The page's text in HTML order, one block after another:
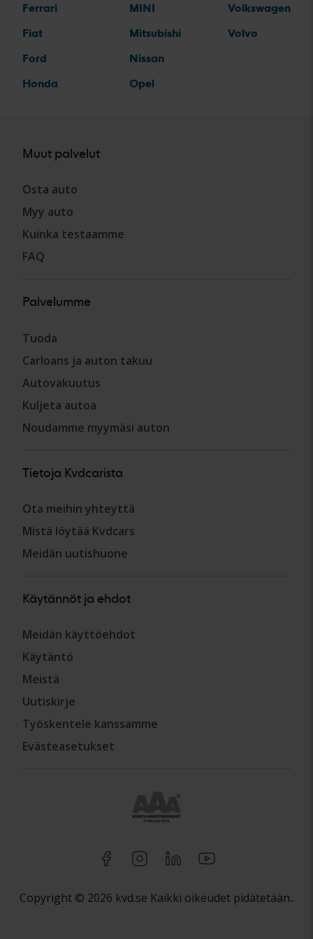
Ferrari
Fiat
Ford
Honda
MINI
Mitsubishi
Nissan
Opel
Volkswagen
Volvo
Muut palvelut
Osta auto
Myy auto
Kuinka testaamme
FAQ
Palvelumme
Tuoda
Carloans ja auton takuu
Autovakuutus
Kuljeta autoa
Noudamme myymäsi auton
Tietoja Kvdcarista
Ota meihin yhteyttä
Mistä löytää Kvdcars
Meidän uutishuone
Käytännöt ja ehdot
Meidän käyttöehdot
Käytäntö
Meistä
Uutiskirje
Työskentele kanssamme
Evästeasetukset
Copyright © 2026 kvd.se Kaikki oikeudet pidätetään..